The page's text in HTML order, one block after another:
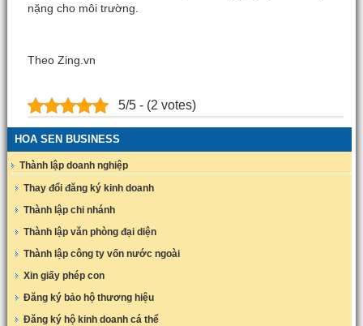
nặng cho môi trường.
Theo Zing.vn
5/5 - (2 votes)
HOA SEN BUSINESS
Thành lập doanh nghiệp
Thay đổi đăng ký kinh doanh
Thành lập chi nhánh
Thành lập văn phòng đại diện
Thành lập công ty vốn nước ngoài
Xin giấy phép con
Đăng ký bảo hộ thương hiệu
Đăng ký hộ kinh doanh cá thể